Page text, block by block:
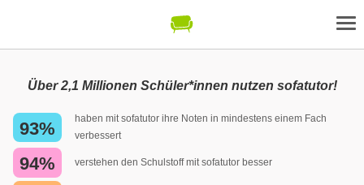
Über 2,1 Millionen Schüler*innen nutzen sofatutor!
93%
haben mit sofatutor ihre Noten in mindestens einem Fach
verbessert
94% verstehen den Schulstoff mit sofatutor besser